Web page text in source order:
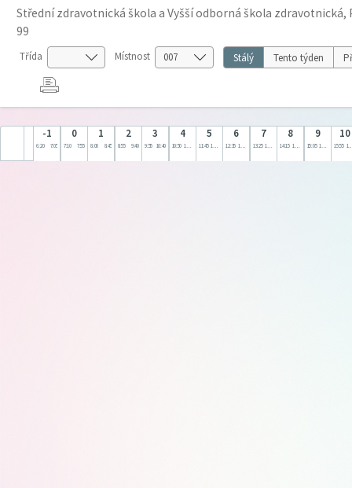
Střední zdravotnická škola a Vyšší odborná škola zdravotnická,
99
Třída Místnost Stálý Tento týden
-1
6:20 7:05
0
7:10 7:55
1
8:00 8:45
2
8:55 9:40
3
9:55 10:40
4
10:50 11:35
5
11:45 12:30
6
12:35 13:20
7
13:25 14:10
8
14:15 15:00
9
15:05 15:50
10
15:55